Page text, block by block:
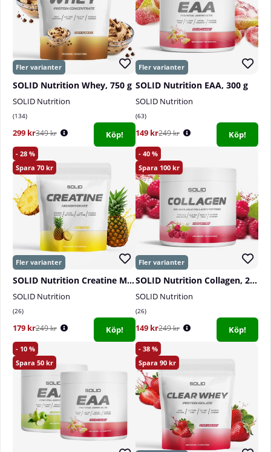
SOLID Nutrition Whey, 750 g
SOLID Nutrition
134
299 kr349 kr Köp!
SOLID Nutrition EAA, 300 g
SOLID Nutrition
63
149 kr249 kr Köp!
28
70
SOLID Nutrition Creatine Monohydrate, 400 g
SOLID Nutrition
26
179 kr249 kr Köp!
40
100
SOLID Nutrition Collagen, 230 g
SOLID Nutrition
26
149 kr249 kr Köp!
10
50
38
90